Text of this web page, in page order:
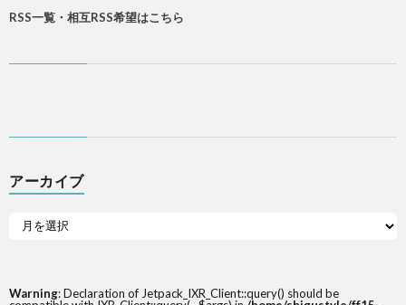
RSS一覧・相互RSS希望はこちら
アーカイブ
Warning: Declaration of Jetpack_IXR_Client::query() should be